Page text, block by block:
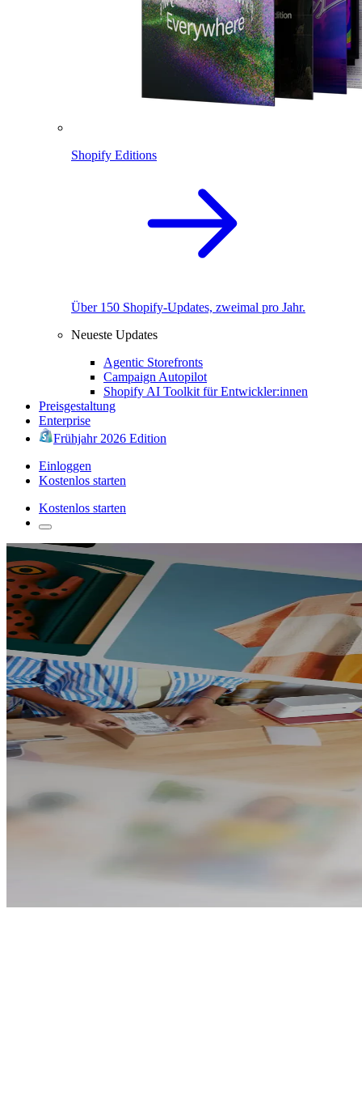
Shopify Editions
Über 150 Shopify-Updates, zweimal pro Jahr.
Neueste Updates
Agentic Storefronts
Campaign Autopilot
Shopify AI Toolkit für Entwickler:innen
Preisgestaltung
Enterprise
Frühjahr 2026 Edition
Einloggen
Kostenlos starten
Kostenlos starten